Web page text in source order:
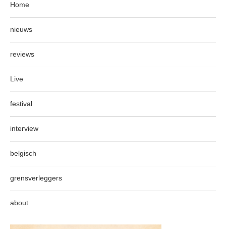
Home
nieuws
reviews
Live
festival
interview
belgisch
grensverleggers
about